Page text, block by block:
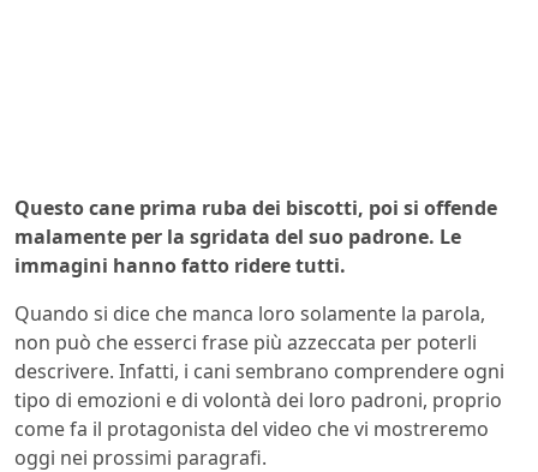
Questo cane prima ruba dei biscotti, poi si offende
malamente per la sgridata del suo padrone. Le
immagini hanno fatto ridere tutti.
Quando si dice che manca loro solamente la parola,
non può che esserci frase più azzeccata per poterli
descrivere. Infatti, i cani sembrano comprendere ogni
tipo di emozioni e di volontà dei loro padroni, proprio
come fa il protagonista del video che vi mostreremo
oggi nei prossimi paragrafi.